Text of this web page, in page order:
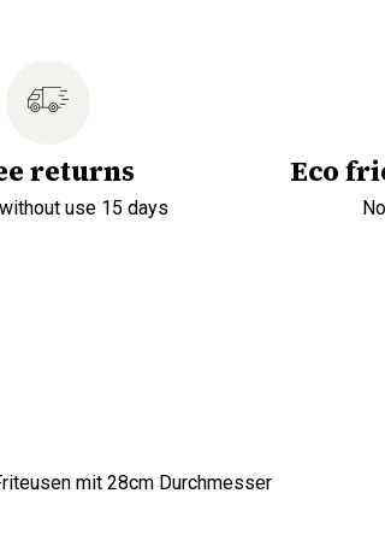
returns
use 15 days
Eco
mit 28cm Durchmesser